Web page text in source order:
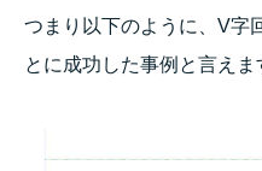
つまり以下のように、V字
とに成功した事例と言えま